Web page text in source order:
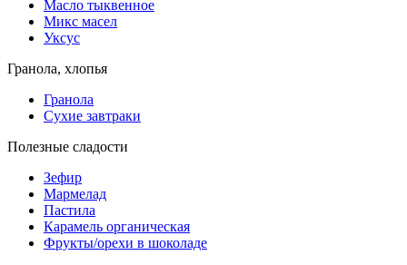
Масло тыквенное
Микс масел
Уксус
Гранола, хлопья
Гранола
Сухие завтраки
Полезные сладости
Зефир
Мармелад
Пастила
Карамель органическая
Фрукты/орехи в шоколаде